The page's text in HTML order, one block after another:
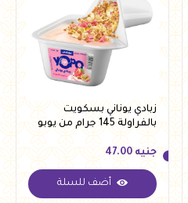
زبادي يوناني بسكويت
بالفراولة 145 جرام من يوبو
جنيه
جنيه 47.00
أضف للسلة